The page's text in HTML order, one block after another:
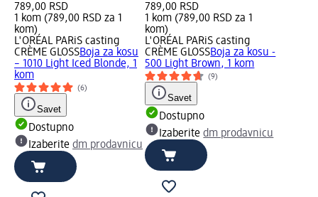
789,00 RSD
1 kom (789,00 RSD za 1
kom)
L'ORÉAL PARiS casting
CRÈME GLOSSBoja za kosu
– 1010 Light Iced Blonde, 1
kom
(6)
Savet
Dostupno
Izaberite dm prodavnicu
789,00 RSD
1 kom (789,00 RSD za 1
kom)
L'ORÉAL PARiS casting
CRÈME GLOSSBoja za kosu -
500 Light Brown, 1 kom
(9)
Savet
Dostupno
Izaberitedm prodavnicu